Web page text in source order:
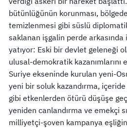
bütünlüğünün korunması,
temizlenmesi gibi süslü
saklanan işgalin perde
yatıyor: Eski bir devlet geleneği
ulusal-demokratik kazanımlarını
Suriye ekseninde kurulan yeni-
yeni bir soluk kazandırma,
gibi etkenlerden ötürü düşüşe
yeniden canlandırma ve emekçi
milliyetçi-şoven kampanya